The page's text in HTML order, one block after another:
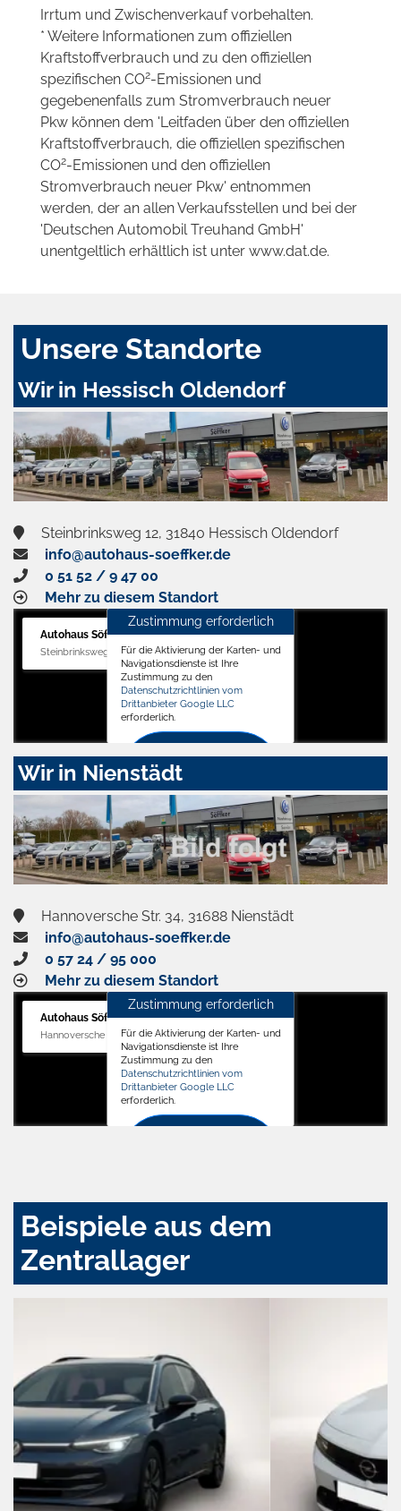
Irrtum und Zwischenverkauf vorbehalten.
* Weitere Informationen zum offiziellen
Kraftstoffverbrauch und zu den offiziellen
spezifischen CO2-Emissionen und
gegebenenfalls zum Stromverbrauch neuer
Pkw können dem 'Leitfaden über den offiziellen
Kraftstoffverbrauch, die offiziellen spezifischen
CO2-Emissionen und den offiziellen
Stromverbrauch neuer Pkw' entnommen
werden, der an allen Verkaufsstellen und bei der
'Deutschen Automobil Treuhand GmbH'
unentgeltlich erhältlich ist unter www.dat.de.
Unsere Standorte
Wir in Hessisch Oldendorf
Steinbrinksweg 12, 31840 Hessisch Oldendorf
info@autohaus-soeffker.de
0 51 52 / 9 47 00
Mehr zu diesem Standort
Autohaus Söffker GmbH
Steinbrinksweg 12, 31840 Hessisch Oldendorf
Zustimmung erforderlich
Für die Aktivierung der Karten- und
Navigationsdienste ist Ihre
Zustimmung zu den
Datenschutzrichtlinien vom
Drittanbieter Google LLC
erforderlich.
Zustimmen
aktivieren
Wir in Nienstädt
Hannoversche Str. 34, 31688 Nienstädt
info@autohaus-soeffker.de
0 57 24 / 95 000
Mehr zu diesem Standort
Autohaus Söffker GmbH
Hannoversche Str. 34, 31688 Nienstädt
Zustimmung erforderlich
Für die Aktivierung der Karten- und
Navigationsdienste ist Ihre
Zustimmung zu den
Datenschutzrichtlinien vom
Drittanbieter Google LLC
erforderlich.
Beispiele aus dem
Zentrallager